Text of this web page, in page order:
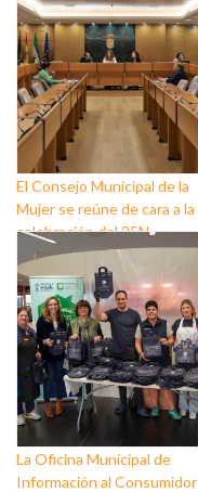
El Consejo Municipal de la
Mujer se reúne de cara a la
celebración del 25N
La Oficina Municipal de
Información al Consumidor